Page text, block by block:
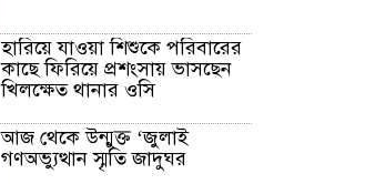
হারিয়ে যাওয়া শিশুকে পরিবারের
কাছে ফিরিয়ে প্রশংসায় ভাসছেন
খিলক্ষেত থানার ওসি
আজ থেকে উন্মুক্ত ‘জুলাই
গণঅভ্যুত্থান স্মৃতি জাদুঘর